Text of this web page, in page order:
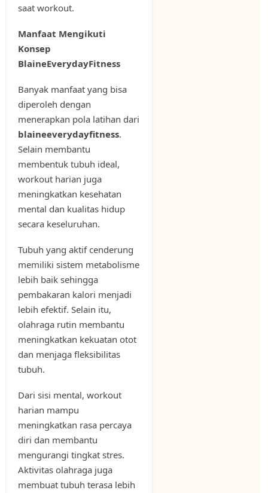
saat workout.
Manfaat Mengikuti
Konsep
BlaineEverydayFitness
Banyak manfaat yang bisa
diperoleh dengan
menerapkan pola latihan dari
blaineeverydayfitness.
Selain membantu
membentuk tubuh ideal,
workout harian juga
meningkatkan kesehatan
mental dan kualitas hidup
secara keseluruhan.
Tubuh yang aktif cenderung
memiliki sistem metabolisme
lebih baik sehingga
pembakaran kalori menjadi
lebih efektif. Selain itu,
olahraga rutin membantu
meningkatkan kekuatan otot
dan menjaga fleksibilitas
tubuh.
Dari sisi mental, workout
harian mampu
meningkatkan rasa percaya
diri dan membantu
mengurangi tingkat stres.
Aktivitas olahraga juga
membuat tubuh terasa lebih